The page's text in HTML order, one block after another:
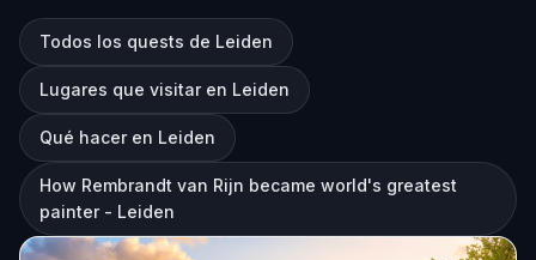
Todos los quests de Leiden
Lugares que visitar en Leiden
Qué hacer en Leiden
How Rembrandt van Rijn became world's greatest
painter - Leiden